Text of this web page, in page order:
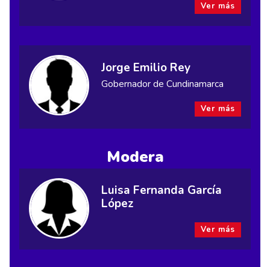
Ver más
Jorge Emilio Rey
Gobernador de Cundinamarca
Ver más
Modera
Luisa Fernanda García
López
Ver más